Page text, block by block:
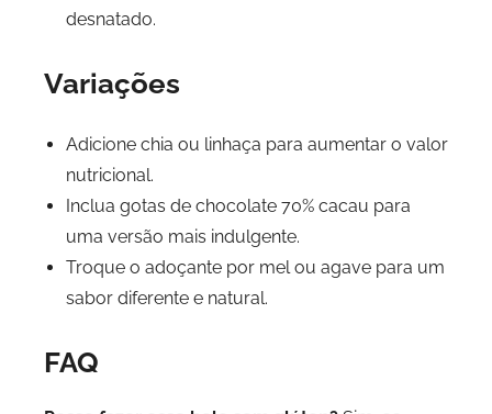
desnatado.
Variações
Adicione chia ou linhaça para aumentar o valor
nutricional.
Inclua gotas de chocolate 70% cacau para
uma versão mais indulgente.
Troque o adoçante por mel ou agave para um
sabor diferente e natural.
FAQ